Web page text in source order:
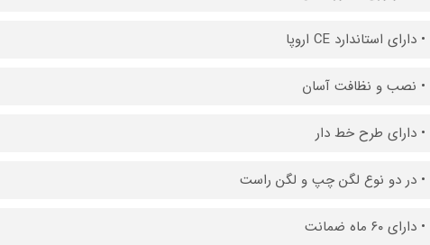
• دارای استاندارد CE اروپا
• نصب و نظافت آسان
• دارای طرح خط دار
• در دو نوع لگن چپ و لگن راست
• دارای ۶٠ ماه ضمانت